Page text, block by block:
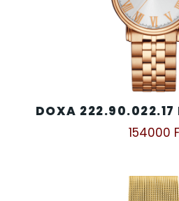
DOXA 222.90.022.17
154000